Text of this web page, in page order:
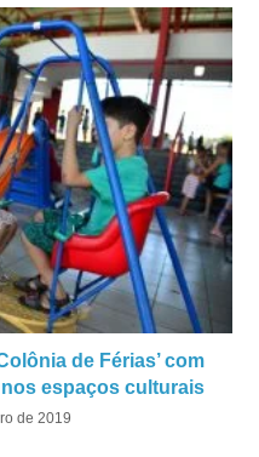
de Férias’ com
espaços culturais
de 2019